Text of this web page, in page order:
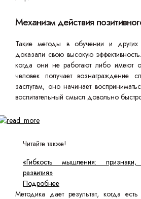
Механизм действия
Такие методы в обучении и других
доказали свою высокую
когда они не работают либо имеют
человек получает вознаграждение
заслугам, оно начинает
воспитательный смысл довольно
Читайте также!
«Гибкость мышления:
развития»
Подробнее
Методика дает результат, когда